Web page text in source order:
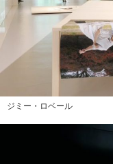
ジミー・ロベール